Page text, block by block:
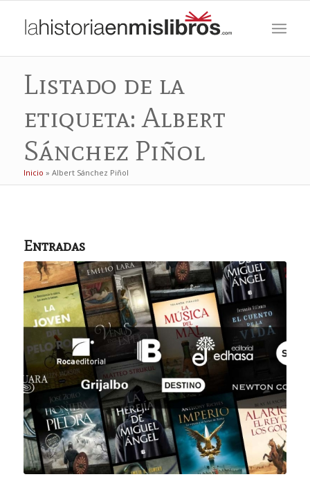
Listado de la
etiqueta: Albert
Sánchez Piñol
Inicio » Albert Sánchez Piñol
Entradas